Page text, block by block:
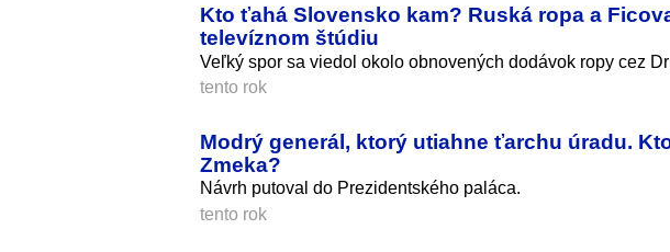
Kto ťahá Slovensko kam? Ruská ropa a
televíznom štúdiu
Veľký spor sa viedol okolo obnovených dodávok ropy cez
tento rok
Modrý generál, ktorý utiahne ťarchu úradu.
Zmeka?
Návrh putoval do Prezidentského paláca.
tento rok